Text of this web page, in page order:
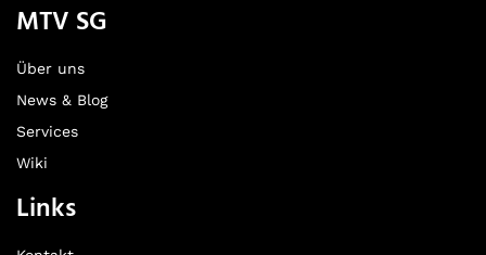
MTV SG
Über uns
News & Blog
Services
Wiki
Links